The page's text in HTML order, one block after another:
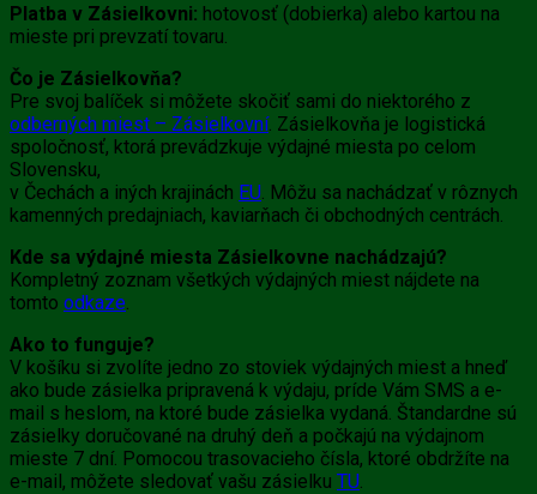
Platba v Zásielkovni: hotovosť (dobierka) alebo kartou na
mieste pri prevzatí tovaru.
Čo je Zásielkovňa?
Pre svoj balíček si môžete skočiť sami do niektorého z
odberných miest – Zásielkovní. Zásielkovňa je logistická
spoločnosť, ktorá prevádzkuje výdajné miesta po celom
Slovensku,
v Čechách a iných krajinách EU . Môžu sa nachádzať v rôznych
kamenných predajniach, kaviarňach či obchodných centrách.
Kde sa výdajné miesta Zásielkovne nachádzajú?
Kompletný zoznam všetkých výdajných miest nájdete na
tomto odkaze
Ako to funguje?
V košíku si zvolíte jedno zo stoviek výdajných miest a hneď
ako bude zásielka pripravená k výdaju, príde Vám SMS a e-
mail s heslom, na ktoré bude zásielka vydaná. Štandardne sú
zásielky doručované na druhý deň a počkajú na výdajnom
mieste 7 dní. Pomocou trasovacieho čísla, ktoré obdržíte na
e-mail, môžete sledovať vašu zásielku TU